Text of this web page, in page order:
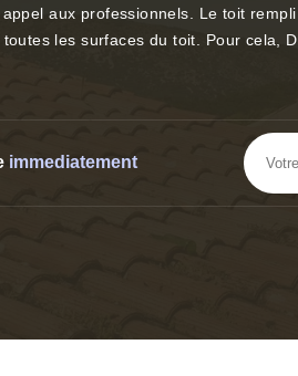
aux professionnels. Le toit
les surfaces du toit. Pour cela,
immediatement